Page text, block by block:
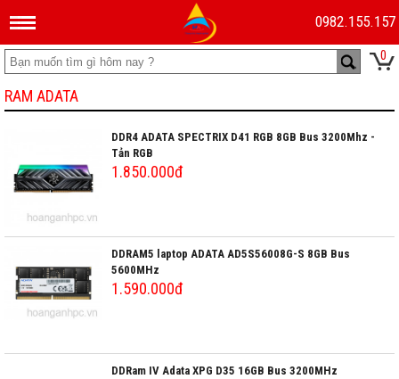
0982.155.157
0
RAM ADATA
DDR4 ADATA SPECTRIX D41 RGB 8GB Bus 3200Mhz -
Tản RGB
1.850.000đ
DDRAM5 laptop ADATA AD5S56008G-S 8GB Bus
5600MHz
1.590.000đ
DDRam IV Adata XPG D35 16GB Bus 3200MHz